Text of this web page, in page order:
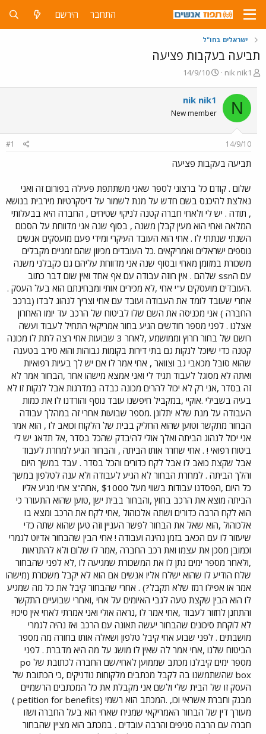
התחבר הירשם
ישראלים בחו"ל
תביעה בעקבות פציעה
פ
ח
ה
ו
ש
nik nik1
פ
ס
ם
ת
י
14/9/10
N
nik nik1
New member
14/9/10
#1
תביעה בעקבות פציעה
שלום . קודם כל ברצוני לספר שאני משתתפת פעילה בפורום זה ואני
נאלצת להיכנס בשם חדש על מנת לשמור על דיסקרטיות מירבית בנושא
, תודה . יש לי ולאחי חברה קטנה לניקוי שטיחים , החברה היא בבעלותי
המלאה ואחי הוא מעין קבלן משנה , בסוף שנה אני מדווחת על הסכום
השנתי שנתתי לו . אחי הוא העובד העיקרי ומידי פעם מועסקים אנשים
נוספים ישראלים ואמריקאים .כל העובדים מכיוון שהם זמניים מקבלים
משכורת במזומן מאחי ובסוף שנה אני מדווחת עליהם גם כקבלני משנה
עם הssn שלהם . אין חוזה עבודה עם אף אחד ואין שום דבר כתוב
.העובדים מועסקים ע"י אחי ,לא מכירים אותי ומבחינתם הוא בעל העסק .
אחרי שעובד לומד את העבודה ועובד עם אחי וצריך לנהוג לבדו (ברכב
החברה ) אני מכניסה את השם שלו לביטוח של הרכב עד יומו האחרון
אצלנו . לפני מספר חודשים הגיע בחור אמריקאי התחיל לעבוד ועשה
רושם של בחור חרוץ וממושמע ,לאחר 3 שבועות אחי רצה לתת לו מכונה
קטנה כדי שיוכל לנקות גם בתי דירות בקומות גבוהות והוא סירב בטענה
שהוא סובל מכאבי גב וצוואר , אחי אמר לו אם יש לך בעיות רפואיות
ואתה לא מסוגל לעבוד תגיד לי ואני אמצא מישהו אחר ,הבחור אמר לא
זה בסדר ,אני רק לא יכול להרים מכונה כבדה במדרגות אבל לנקות זו לא
בעיה בשבילי .אוקיי ,במקביל חיפשנו עובד נוסף והורדנו לו את כמות
העבודה על מנת שלא יתלונן .מספר שבועות אחרי זה במהלך עבודה
הבחור מתקשר וטוען שהוא החליק בבית של הלקוח וכואב לו , הוא אמר
אני יכול לנהוג הביתה ואלך אולי להיבדק שהכל בסדר ,אל תדאג יש לי
ביטוח רפואי ! . אחי שחרר אותו הביתה , והבחור הגיע למחרת לעבוד
אבל שקצת כואב לו אבל לקח כדורים והכל בסדר . עבד במשך היום
והלך הביתה . למחרת הבחור לא הגיע לעבודה ולא ענה לטלפון במשך
כל היום ,הפסדנו עבודות בשווי מעל $1000 ,אחה"צ אחי מגיע אליו
הביתה מוצא את הרכב בחוץ ,והבחור בבית ישן ,טוען שהוא התעורר כי
הוא לקח הרבה כדורים ושתה אלכוהול ,אחי לקח את הרכב ומצא בו
אלכוהול ,הוא שאל את הבחור לפשר העניין וזה טען שהוא שתה כדי
שיעזור לו עם הכאב בזמן נהיגה ועבודה ! אחי הבין שהבחור אדיוט לגמרי
וכמובן מסכן את עצמו ואת רכב החברה ,אמר לו שלום ולא להתראות
,ולאחר מספר ימים נתן לו את המשכורת שמגיעה לו ,לא לפני שהבחור
שלח הודיע לו שהוא ישלח אליו אנשים אם הוא לא יקבל משכורת (מישהו
אמר או אפילו רמז שלא תקבל?) . אחרי שהבחור קיבל את כל מה שמגיע
לו הוא הבין שקצת טעה לגבי האיומים על אחי ,ואחרי שבועיים התקשר
והתחנן לחזור לעבוד ,אחי אמר לו ,נראה אולי ואני אמרתי לאחי אין סיכוי!
לא לוקחת סיכונים שהבחור יעשה תאונה עם הרכב ואז נהיה לגמרי
מושבתים . לפני שבוע אחי קיבל טלפון ושאלה אותו בחורה מה מספר
הביטוח שלנו ,אחי אמר לה שאין לו מושג על מה היא מדברת . לפני
מספר ימים קיבלנו מכתב שממוען לאחי/שם החברה לכתובת של po
box שהשתמשנו בה לקבל מכתבים מלקוחות נודניקים ,כי הכתובת של
העסק זו של הבית שלי ולשם אני מקבלת את כל המכתבים הרשמיים
מבנק וחברת אשראי וכו, .המכתב הוא רשמי (petition for benefits )
מעורך דין של הבחור האמריקאי שמניח שאחי הוא בעל החברה ושזו
חברה עם הרבה סניפים והרבה עובדים . במכתב הוא מציין שהבחור